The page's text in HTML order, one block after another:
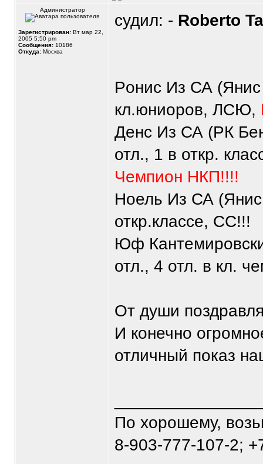
Администратор
Зарегистрирован: Вт мар 22,
2005 5:50 pm
Сообщения: 10186
Откуда: Москва
судил: - Roberto
Pонис Из СА
кл.юниоpов, ЛСЮ,
Денс Из СА (PК
отл., 1 в откp.
Чемпион НКП!!!!
Ноель Из СА
откp.классе, СС!!!
Юф
отл., 4 отл. в кл.
От души
И конечно
отличный показ
По хорошему,
8-903-777-107-2;